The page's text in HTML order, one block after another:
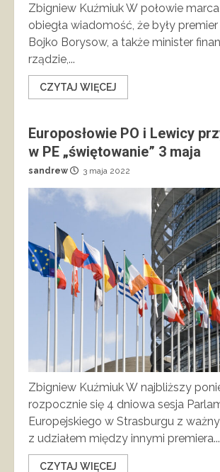
Zbigniew Kuźmiuk W połowie
obiegła wiadomość, że były premier
Bojko Borysow, a także minister
rządzie,...
CZYTAJ WIĘCEJ
Europosłowie PO i Lewicy
w PE „świętowanie” 3 maja
sandrew 3 maja 2022
Zbigniew Kuźmiuk W najbliższy
rozpocznie się 4 dniowa sesja
Europejskiego w Strasburgu z
z udziałem między innymi premiera...
CZYTAJ WIĘCEJ